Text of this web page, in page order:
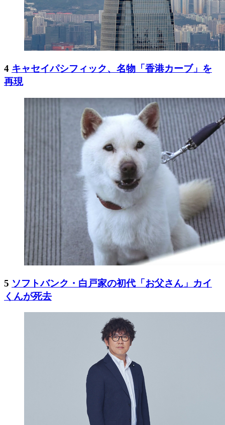
4 キャセイパシフィック、名物「香港カーブ」を
再現
5 ソフトバンク・白戸家の初代「お父さん」カイ
くんが死去